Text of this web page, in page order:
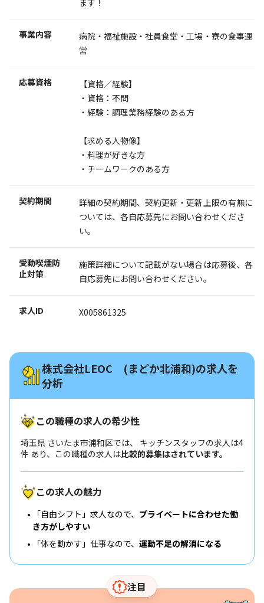
事業内容
病院・福祉施設・社員食堂・工場・寮の食事運
営
応募資格
【資格／経験】
・資格：不問
・経験：調理業務経験のある方
【求める人物像】
・料理が好きな方
・チームワークのある方
契約期間
詳細の契約期間、契約更新・更新上限の有無に
ついては、各自応募先にお問い合わせくださ
い。
受動喫煙防
止対策
施策詳細について記載がない場合は応募後、各
自応募先にお問い合わせください。
求人ID X005861325
株式会社LEOC (まどか北浦和)の求人を
分析
この職種の求人の希少性
埼玉県 さいたま市浦和区では、 キッチンスタッフの求人は4
件 あり、この職種の求人は比較的募集はされています。
この求人の魅力
「自由シフト」求人なので、 プライベートに合わせた働
き方がしやすい
「体を動かす」仕事なので、 運動不足の解消になる
注目